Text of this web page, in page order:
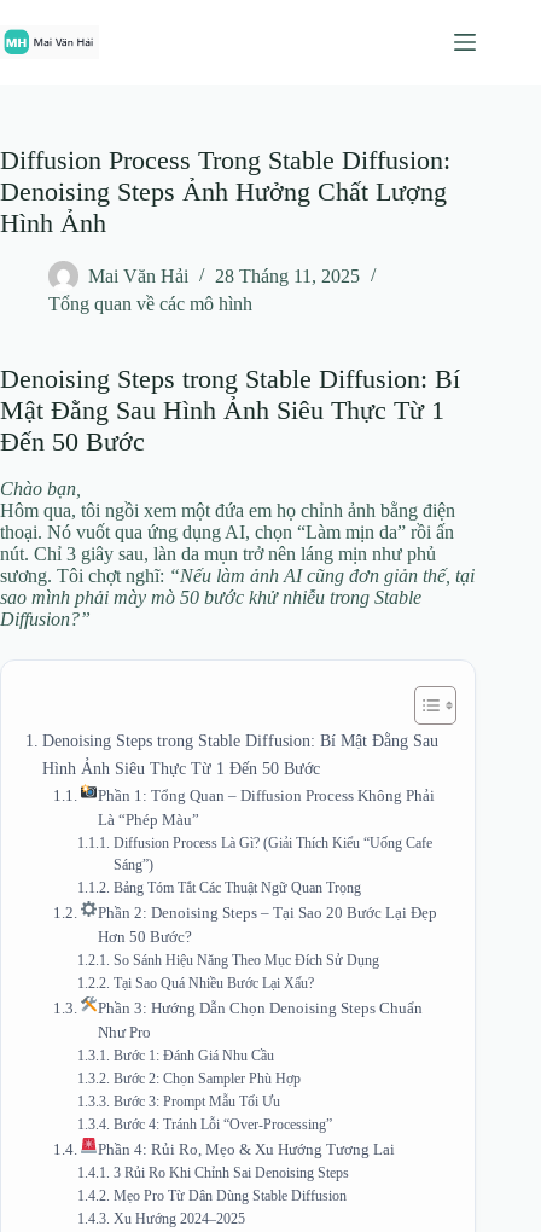
đến
phần
Diffusion Process Trong Stable Diffusion:
Denoising Steps Ảnh Hưởng Chất Lượng
Hình Ảnh
Mai Văn Hải
28 Tháng 11, 2025
Tổng quan về các mô hình
Denoising Steps trong Stable Diffusion: Bí
Mật Đằng Sau Hình Ảnh Siêu Thực Từ 1
Đến 50 Bước
Chào bạn,
Hôm qua, tôi ngồi xem một đứa em họ chỉnh ảnh bằng điện
thoại. Nó vuốt qua ứng dụng AI, chọn “Làm mịn da” rồi ấn
nút. Chỉ 3 giây sau, làn da mụn trở nên láng mịn như phủ
sương. Tôi chợt nghĩ: “Nếu làm ảnh AI cũng đơn giản thế, tại
sao mình phải mày mò 50 bước khử nhiễu trong Stable
Diffusion?”
Denoising Steps trong Stable Diffusion: Bí Mật Đằng Sau
Hình Ảnh Siêu Thực Từ 1 Đến 50 Bước
Phần 1: Tổng Quan – Diffusion Process Không Phải
Là “Phép Màu”
Diffusion Process Là Gì? (Giải Thích Kiểu “Uống Cafe
Sáng”)
Bảng Tóm Tắt Các Thuật Ngữ Quan Trọng
Phần 2: Denoising Steps – Tại Sao 20 Bước Lại Đẹp
Hơn 50 Bước?
So Sánh Hiệu Năng Theo Mục Đích Sử Dụng
Tại Sao Quá Nhiều Bước Lại Xấu?
Phần 3: Hướng Dẫn Chọn Denoising Steps Chuẩn
Như Pro
Bước 1: Đánh Giá Nhu Cầu
Bước 2: Chọn Sampler Phù Hợp
Bước 3: Prompt Mẫu Tối Ưu
Bước 4: Tránh Lỗi “Over-Processing”
Phần 4: Rủi Ro, Mẹo & Xu Hướng Tương Lai
3 Rủi Ro Khi Chỉnh Sai Denoising Steps
Mẹo Pro Từ Dân Dùng Stable Diffusion
Xu Hướng 2024–2025